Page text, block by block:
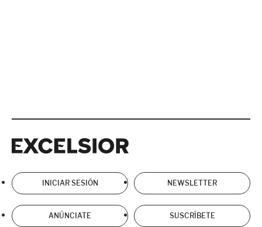
INICIAR SESIÓN NEWSLETTER
ANÚNCIATE SUSCRÍBETE